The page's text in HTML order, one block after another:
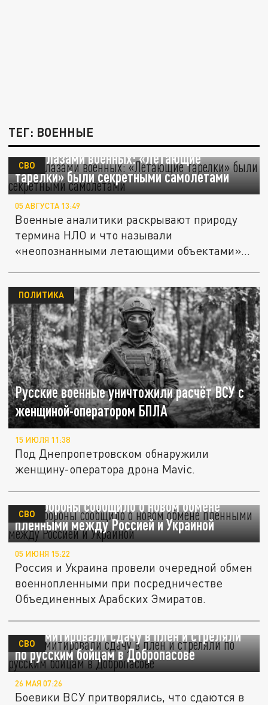
ТЕГ: ВОЕННЫЕ
НЛО глазами военных: «Летающие
тарелки» были секретными самолетами
СВО
05 АВГУСТА 13:49
Военные аналитики раскрывают природу
термина НЛО и что называли
«неопознанными летающими объектами» в
Русские военные уничтожили расчёт ВСУ с
женщиной-оператором БПЛА
ПОЛИТИКА
15 ИЮЛЯ 11:38
Под Днепропетровском обнаружили
женщину-оператора дрона Mavic.
Минобороны сообщило о новом обмене
пленными между Россией и Украиной
СВО
05 ИЮНЯ 15:22
Россия и Украина провели очередной обмен
военнопленными при посредничестве
Объединенных Арабских Эмиратов.
ВСУ имитировали сдачу в плен и стреляли
по русским бойцам в Добропасове
СВО
26 МАЯ 07:26
Боевики ВСУ притворялись, что сдаются в